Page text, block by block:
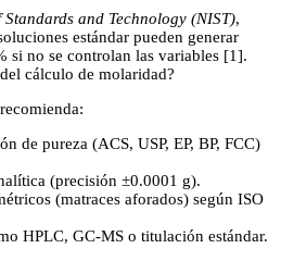
and Technology (NIST),
estándar pueden generar
si no se controlan las variables [1].
cálculo de molaridad?
de pureza (ACS, USP, EP, BP, FCC)
(precisión ±0.0001 g).
(matraces aforados) según ISO
HPLC, GC-MS o titulación estándar.